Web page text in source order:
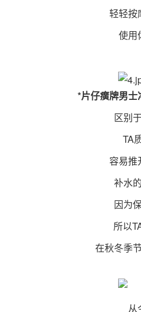
轻轻按
使用
*片仔癀牌男
区别于
TA质
容易推
补水的
因为保
所以TA
在秋冬季节
从